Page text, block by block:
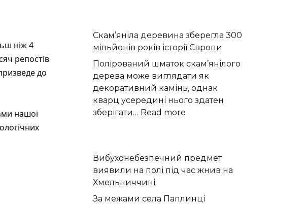
ніж 4
репостів
до
нашої
Скам’яніла деревина зберегла 300
мільйонів років історії Європи
Полірований шматок скам’янілого
дерева може виглядати як
декоративний камінь, однак
кварц усередині нього здатен
зберігати… Read more
300
мільйонів
історії
Вибухонебезпечний предмет
виявили на полі під час жнив на
Хмельниччині
За межами села Паплинці